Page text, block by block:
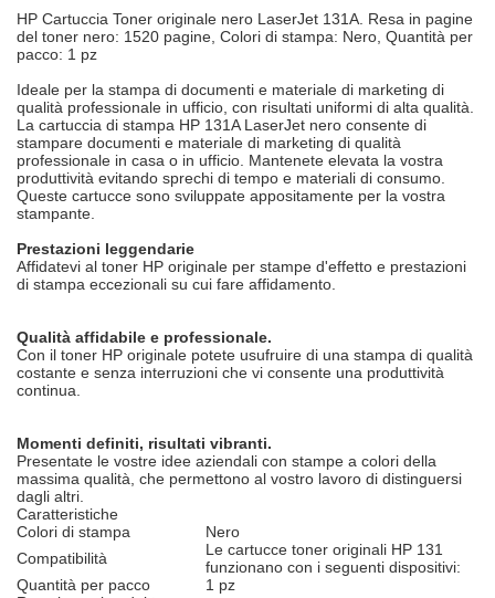
HP Cartuccia Toner originale nero LaserJet 131A. Resa in pagine
del toner nero: 1520 pagine, Colori di stampa: Nero, Quantità per
pacco: 1 pz
Ideale per la stampa di documenti e materiale di marketing di
qualità professionale in ufficio, con risultati uniformi di alta qualità.
La cartuccia di stampa HP 131A LaserJet nero consente di
stampare documenti e materiale di marketing di qualità
professionale in casa o in ufficio. Mantenete elevata la vostra
produttività evitando sprechi di tempo e materiali di consumo.
Queste cartucce sono sviluppate appositamente per la vostra
stampante.
Prestazioni leggendarie
Affidatevi al toner HP originale per stampe d'effetto e prestazioni
di stampa eccezionali su cui fare affidamento.
Qualità affidabile e professionale.
Con il toner HP originale potete usufruire di una stampa di qualità
costante e senza interruzioni che vi consente una produttività
continua.
Momenti definiti, risultati vibranti.
Presentate le vostre idee aziendali con stampe a colori della
massima qualità, che permettono al vostro lavoro di distinguersi
dagli altri.
Caratteristiche
Colori di stampa
Nero
Compatibilità
Le cartucce toner originali HP 131
funzionano con i seguenti dispositivi:
Quantità per pacco
1 pz